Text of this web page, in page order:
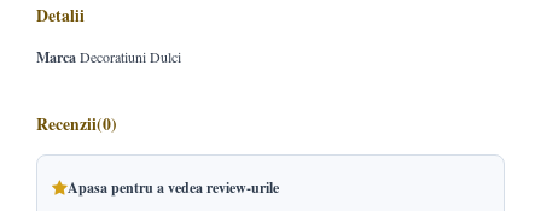
Detalii
MarcaDecoratiuni Dulci
Recenzii(0)
Apasa pentru a vedea review-urile